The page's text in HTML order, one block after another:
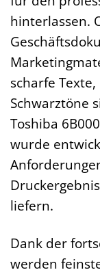
hinterlassen.
scharfe
Schwarztöne
Toshiba
wurde
liefern.
Dank der
werden